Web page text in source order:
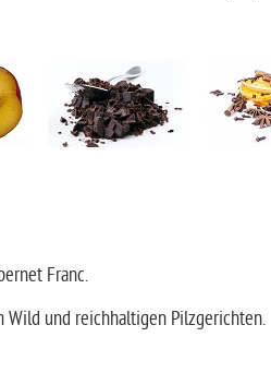
Franc.
Wild und reichhaltigen Pilzgerichten.